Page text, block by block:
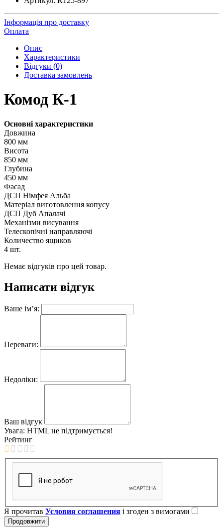
Інформація про доставку
Оплата
Опис
Характеристики
Відгуки (0)
Доставка замовлень
Комод К-1
Основні характеристики
Довжина
800 мм
Висота
850 мм
Глубина
450 мм
Фасад
ДСП Німфея Альба
Матеріал виготовлення копусу
ДСП Дуб Апалачі
Механізми висування
Телескопічні направляючі
Количество ящиков
4 шт.
Немає відгуків про цей товар.
Написати відгук
Ваше ім’я:
Переваги:
Недоліки:
Ваш відгук
Увага: HTML не підтримується!
Рейтинг
Я прочитав Условия соглашения і згоден з вимогами
Продовжити